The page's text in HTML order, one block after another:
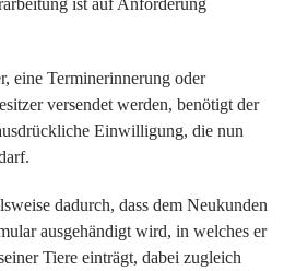
ist auf Anforderung
eine Terminerinnerung oder
versendet werden, benötigt der
Einwilligung, die nun
dadurch, dass dem Neukunden
ausgehändigt wird, in welches er
Tiere einträgt, dabei zugleich